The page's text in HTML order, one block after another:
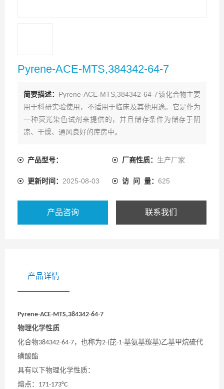
Pyrene-ACE-MTS,384342-64-7
简要描述： Pyrene-ACE-MTS,384342-64-7该化合物主要
用于科研实验使用，不适用于临床及其他用途。它是作为
一种荧光染色试剂来提供的，并且储存条件为储存于阴
凉、干燥、通风良好的库房中。
产品型号： 厂商性质： 生产厂家
更新时间： 2025-08-03 访 问 量： 625
产品咨询 联系我们
产品详情
Pyrene-ACE-MTS,384342-64-7
物理化学性质
化合物384342-64-7，也称为2-(芘-1-基氨基羰基)乙基甲烷硫代
磺酸酯
具有以下物理化学性质：
熔点： 171-173°C